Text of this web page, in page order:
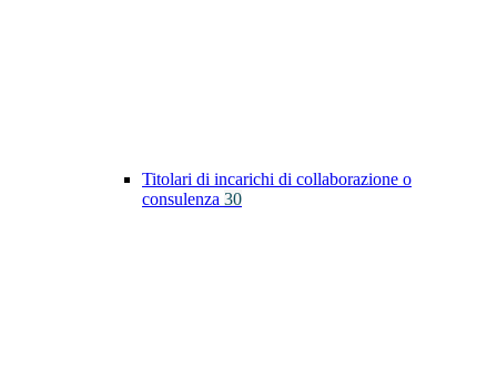
Titolari di incarichi di collaborazione o
consulenza 30